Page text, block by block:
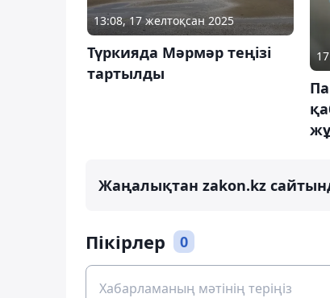
13:08, 17 желтоқсан 2025
Түркияда Мәрмәр теңізі
тартылды
Жаңалықтан zakon.kz
Пікірлер 0